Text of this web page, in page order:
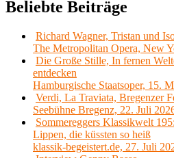
Beliebte Beiträge
Richard Wagner, Tristan und
The Metropolitan Opera, New
Die Große Stille, In fernen
entdecken
Hamburgische Staatsoper, 15.
Verdi, La Traviata, Bregenzer
Seebühne Bregenz, 22. Juli
Sommereggers Klassikwelt
Lippen, die küssten so heiß
klassik-begeistert.de, 27. Juli